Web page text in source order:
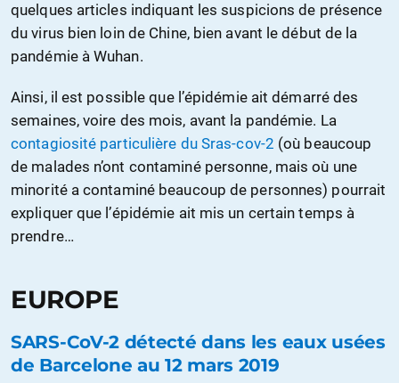
quelques articles indiquant les suspicions de présence
du virus bien loin de Chine, bien avant le début de la
pandémie à Wuhan.
Ainsi, il est possible que l’épidémie ait démarré des
semaines, voire des mois, avant la pandémie. La
contagiosité particulière du Sras-cov-2 (où beaucoup
de malades n’ont contaminé personne, mais où une
minorité a contaminé beaucoup de personnes) pourrait
expliquer que l’épidémie ait mis un certain temps à
prendre…
EUROPE
SARS-CoV-2 détecté dans les eaux usées
de Barcelone au 12 mars 2019